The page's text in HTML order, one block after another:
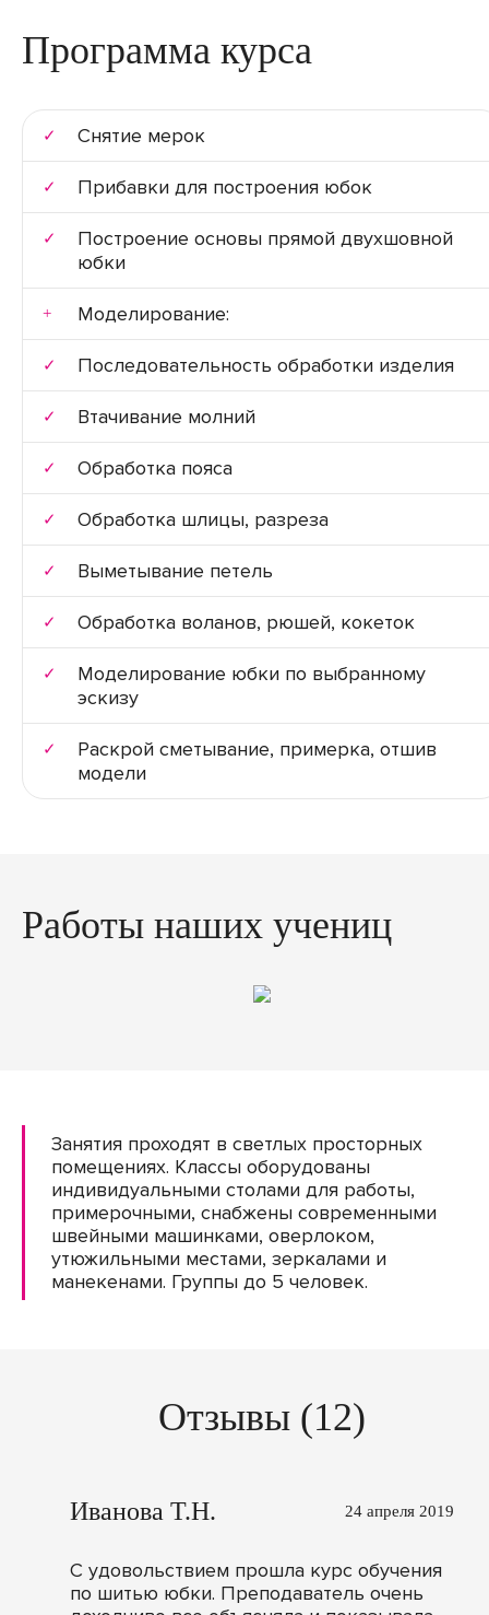
Программа курса
Снятие мерок
Прибавки для построения юбок
Построение основы прямой двухшовной
юбки
Моделирование:
Последовательность обработки изделия
Втачивание молний
Обработка пояса
Обработка шлицы, разреза
Выметывание петель
Обработка воланов, рюшей, кокеток
Моделирование юбки по выбранному
эскизу
Раскрой сметывание, примерка, отшив
модели
Работы наших учениц
Занятия проходят в светлых просторных
помещениях. Классы оборудованы
индивидуальными столами для работы,
примерочными, снабжены современными
швейными машинками, оверлоком,
утюжильными местами, зеркалами и
манекенами. Группы до 5 человек.
Отзывы (12)
Иванова Т.Н. 24 апреля 2019
С удовольствием прошла курс обучения
по шитью юбки. Преподаватель очень